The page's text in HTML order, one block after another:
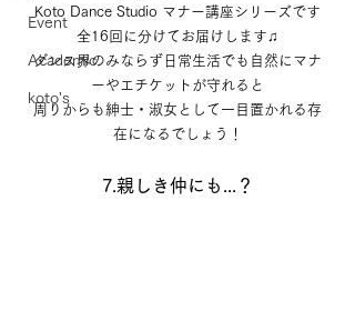
Event
Academic
koto's
Koto Dance Studio マナー講座シリーズです
全16回に分けてお届けします♫
ダンス界のみならず日常生活でも自然にマナ
ーやエチケットが守れると
周りからも紳士・淑女として一目置かれる存
在になるでしょう！
7.親しき仲にも...？